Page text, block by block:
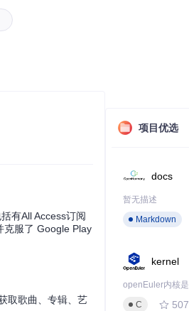
有All Access订阅
克服了 Google Play
取歌曲、专辑、艺
项目优选
docs
暂无描述
Markdown
kernel
C
507